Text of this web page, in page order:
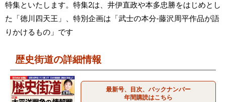
特集といたします。特集2は、井伊直政や本多忠勝をはじめとし
た「徳川四天王」、特別企画は「武士の本分‐藤沢周平作品が語
りかけるもの」です
歴史街道の詳細情報
最新号、目次、バックナンバー
年間購読はこちら